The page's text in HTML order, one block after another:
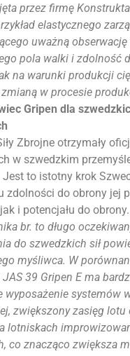
przez firmę
elastycznego
uważną
pola walki i zdolność
na warunki produkcji
w procesie
Gripen dla
Zbrojne otrzymały
w szwedzkim
Jest to istotny krok
zdolności do obrony jej
i potencjału do obrony.
br. to długo
do szwedzkich sił
myśliwca. W
39 Gripen E ma
wyposażenie systemów
zwiększony zasięg
lotniskach
co znacząco zwiększa